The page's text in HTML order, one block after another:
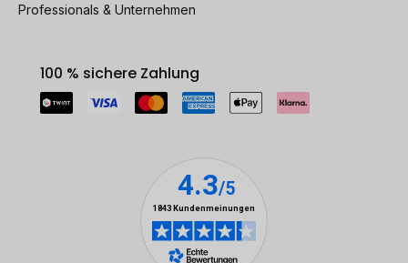
Professionals & Unternehmen
100 % sichere Zahlung